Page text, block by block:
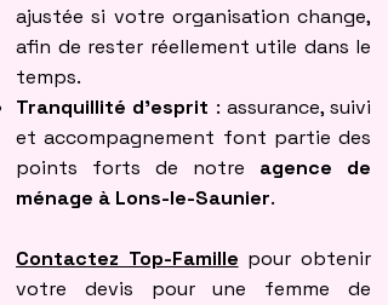
ajustée si votre organisation change,
afin de rester réellement utile dans le
temps.
Tranquillité d’esprit : assurance, suivi
et accompagnement font partie des
points forts de notre agence de
ménage à Lons-le-Saunier.
Contactez Top-Famille pour obtenir
votre devis pour une femme de